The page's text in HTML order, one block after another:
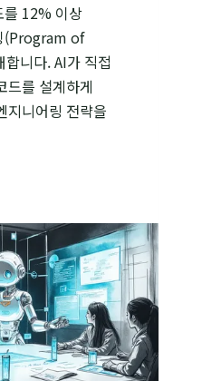
를 12% 이상
(Program of
니다. AI가 직접
드를 설계하게
지니어링 전략을